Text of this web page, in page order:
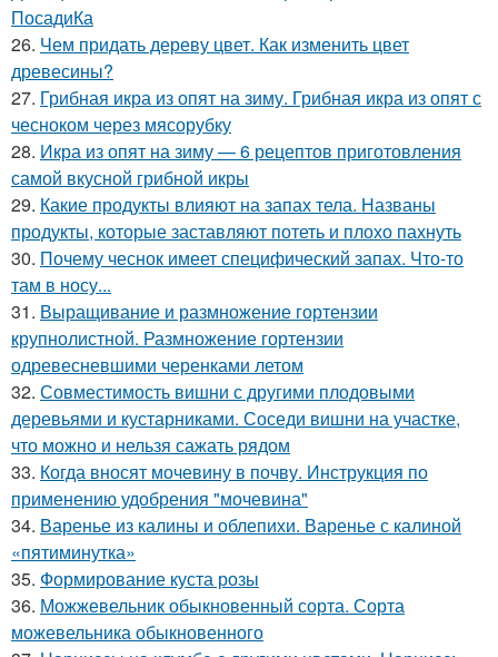
ПосадиКа
26. Чем придать дереву цвет. Как изменить цвет
древесины?
27. Грибная икра из опят на зиму. Грибная икра из опят с
чесноком через мясорубку
28. Икра из опят на зиму — 6 рецептов приготовления
самой вкусной грибной икры
29. Какие продукты влияют на запах тела. Названы
продукты, которые заставляют потеть и плохо пахнуть
30. Почему чеснок имеет специфический запах. Что-то
там в носу...
31. Выращивание и размножение гортензии
крупнолистной. Размножение гортензии
одревесневшими черенками летом
32. Совместимость вишни с другими плодовыми
деревьями и кустарниками. Соседи вишни на участке,
что можно и нельзя сажать рядом
33. Когда вносят мочевину в почву. Инструкция по
применению удобрения "мочевина"
34. Варенье из калины и облепихи. Варенье с калиной
«пятиминутка»
35. Формирование куста розы
36. Можжевельник обыкновенный сорта. Сорта
можевельника обыкновенного